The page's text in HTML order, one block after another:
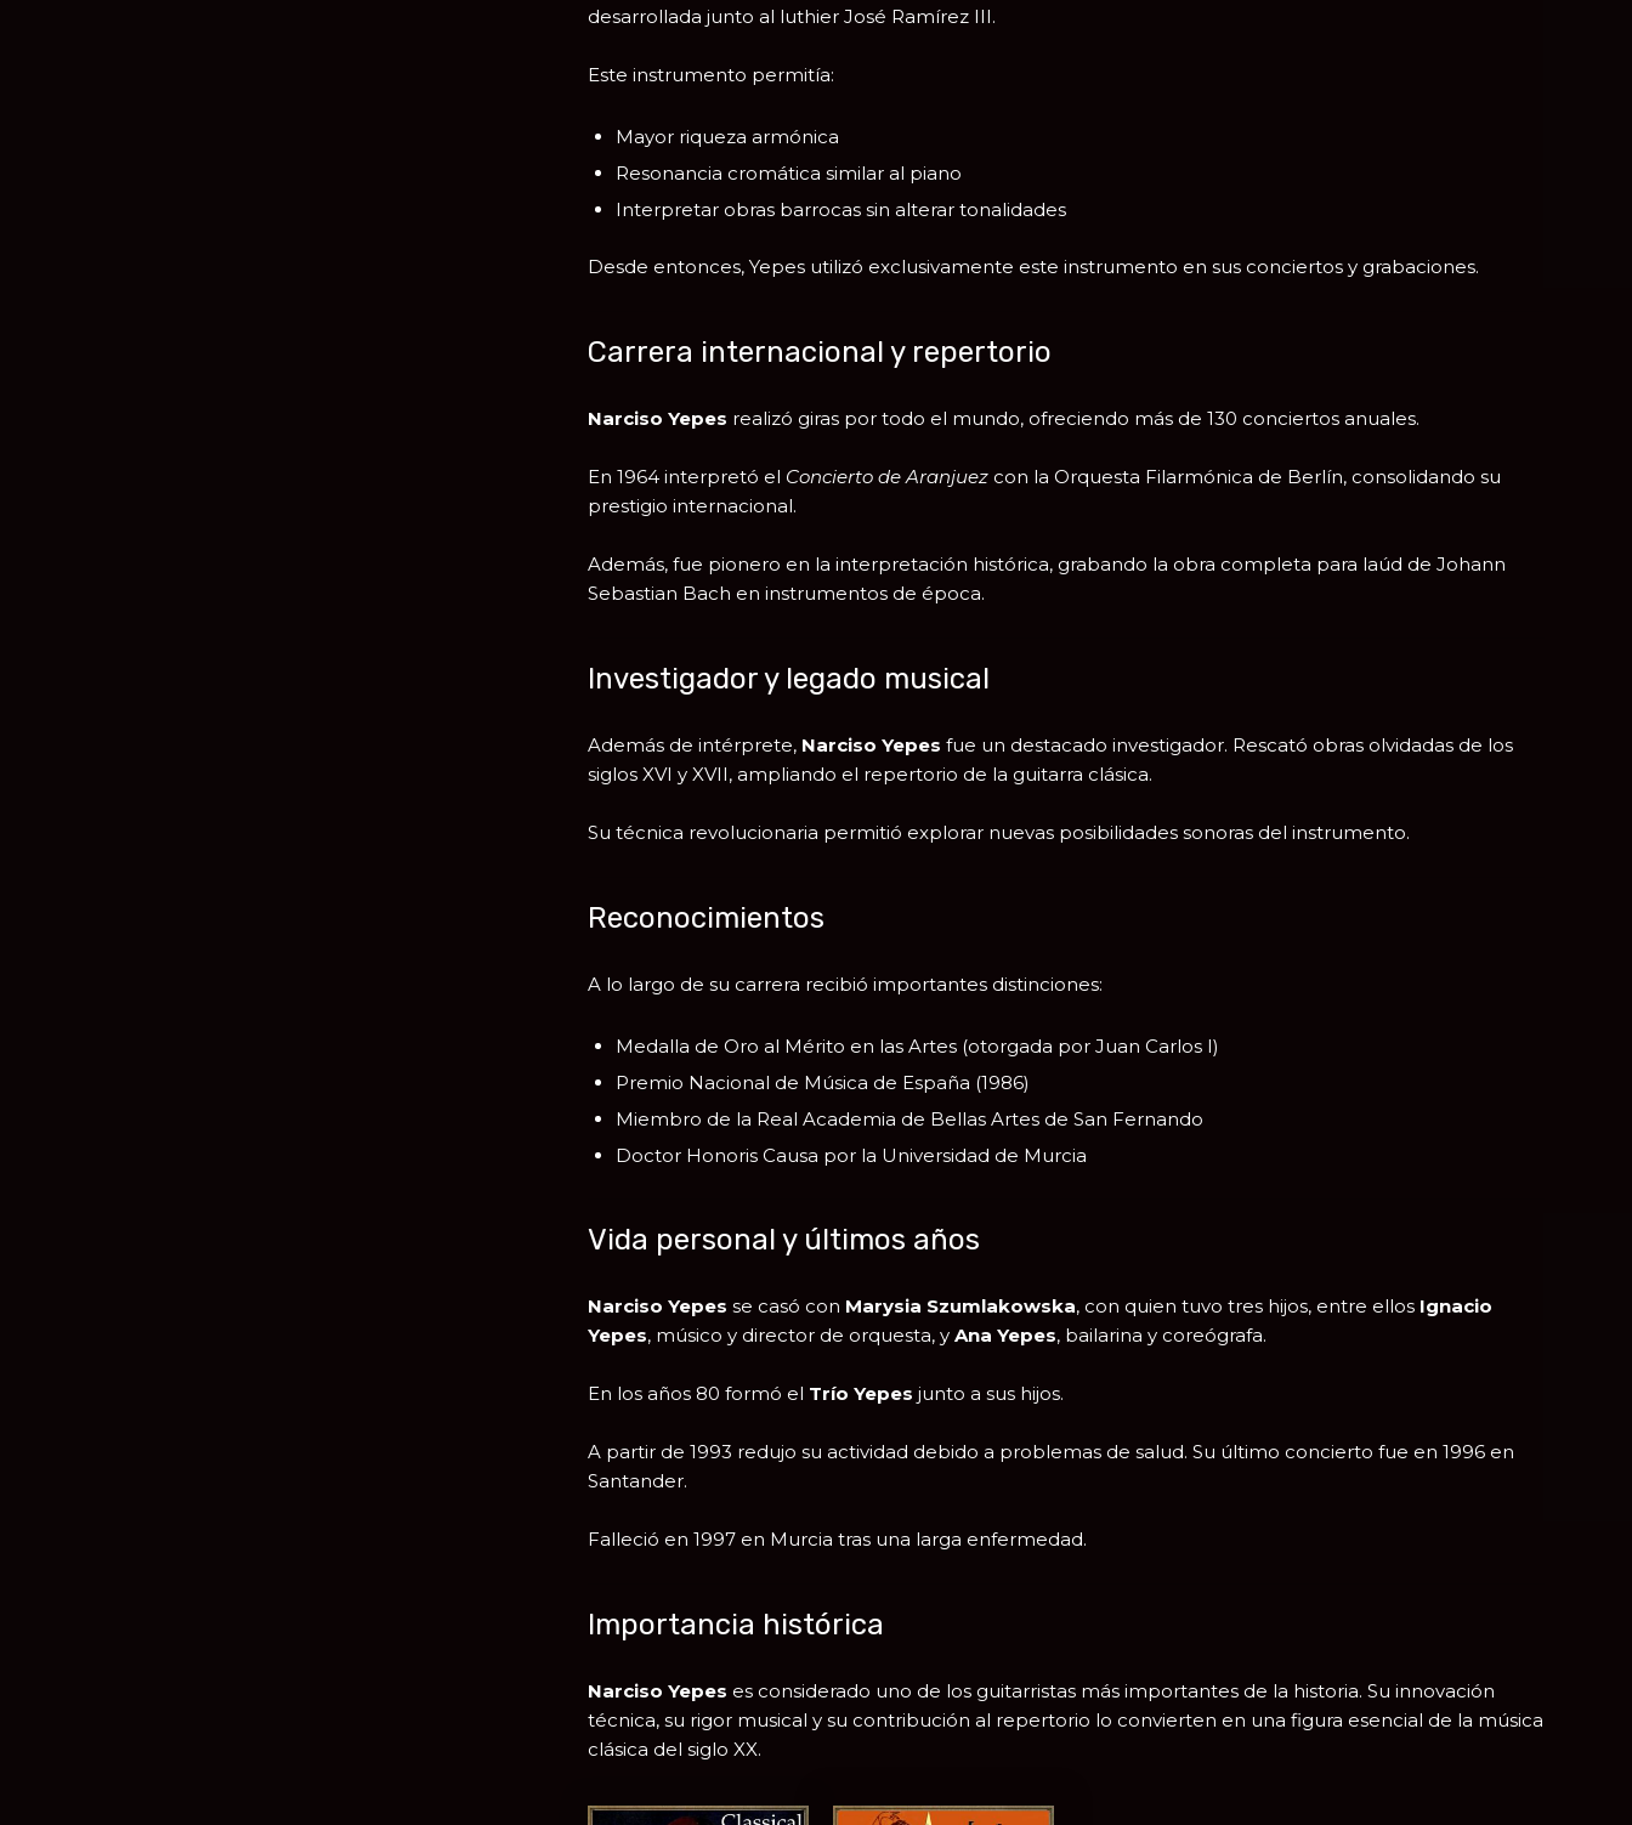
desarrollada junto al luthier José Ramírez III.
Este instrumento permitía:
Mayor riqueza armónica
Resonancia cromática similar al piano
Interpretar obras barrocas sin alterar tonalidades
Desde entonces, Yepes utilizó exclusivamente este instrumento en sus conciertos y grabaciones.
Carrera internacional y repertorio
Narciso Yepes realizó giras por todo el mundo, ofreciendo más de 130 conciertos anuales.
En 1964 interpretó el Concierto de Aranjuezcon la Orquesta Filarmónica de Berlín, consolidando su
prestigio internacional.
Además, fue pionero en la interpretación histórica, grabando la obra completa para laúd de Johann
Sebastian Bach en instrumentos de época.
Investigador y legado musical
Además de intérprete, Narciso Yepes fue un destacado investigador. Rescató obras olvidadas de los
siglos XVI y XVII, ampliando el repertorio de la guitarra clásica.
Su técnica revolucionaria permitió explorar nuevas posibilidades sonoras del instrumento.
Reconocimientos
A lo largo de su carrera recibió importantes distinciones:
Medalla de Oro al Mérito en las Artes (otorgada por Juan Carlos I)
Premio Nacional de Música de España (1986)
Miembro de la Real Academia de Bellas Artes de San Fernando
Doctor Honoris Causa por la Universidad de Murcia
Vida personal y últimos años
Narciso Yepes se casó con Marysia Szumlakowska, con quien tuvo tres hijos, entre ellos Ignacio
Yepes, músico y director de orquesta, y Ana Yepes, bailarina y coreógrafa.
En los años 80 formó el Trío Yepes junto a sus hijos.
A partir de 1993 redujo su actividad debido a problemas de salud. Su último concierto fue en 1996 en
Santander.
Falleció en 1997 en Murcia tras una larga enfermedad.
Importancia histórica
Narciso Yepes es considerado uno de los guitarristas más importantes de la historia. Su innovación
técnica, su rigor musical y su contribución al repertorio lo convierten en una figura esencial de la música
clásica del siglo XX.